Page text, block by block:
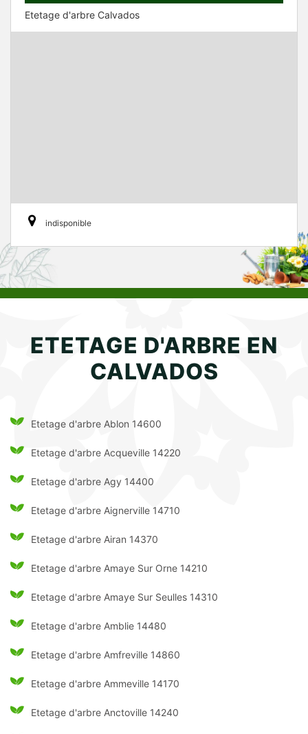
Etetage d'arbre Calvados
indisponible
ETETAGE D'ARBRE EN
CALVADOS
Etetage d'arbre Ablon 14600
Etetage d'arbre Acqueville 14220
Etetage d'arbre Agy 14400
Etetage d'arbre Aignerville 14710
Etetage d'arbre Airan 14370
Etetage d'arbre Amaye Sur Orne 14210
Etetage d'arbre Amaye Sur Seulles 14310
Etetage d'arbre Amblie 14480
Etetage d'arbre Amfreville 14860
Etetage d'arbre Ammeville 14170
Etetage d'arbre Anctoville 14240